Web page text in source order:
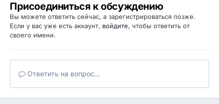
Присоединиться к обсуждению
Вы можете ответить сейчас, а зарегистрироваться позже.
Если у вас уже есть аккаунт, войдите, чтобы ответить от
своего имени.
Ответить на вопрос...